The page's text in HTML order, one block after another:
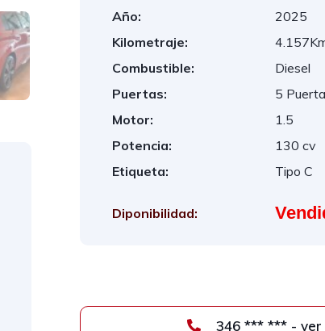
Año:
2025
Kilometraje:
Combustible:
Diesel
Puertas:
5
Motor:
1.5
Potencia:
130 cv
Etiqueta:
Tipo C
Diponibilidad:
346 ***